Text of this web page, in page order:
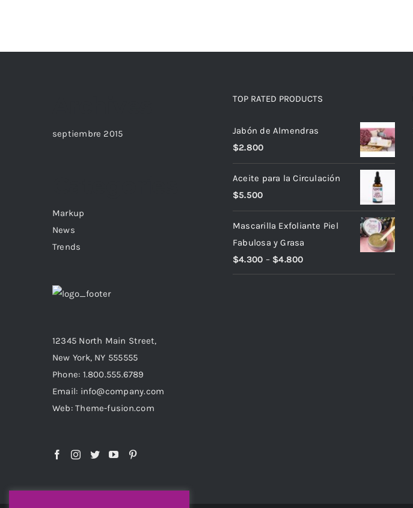
septiembre 2015
Markup
News
Trends
12345 North Main Street,
New York, NY 555555
Phone: 1.800.555.6789
Email: info@company.com
Web: Theme-fusion.com
TOP RATED PRODUCTS
Jabón de Almendras
$2.800
Aceite para la Circulación
$5.500
Mascarilla Exfoliante Piel
Fabulosa y Grasa
$4.300 – $4.800